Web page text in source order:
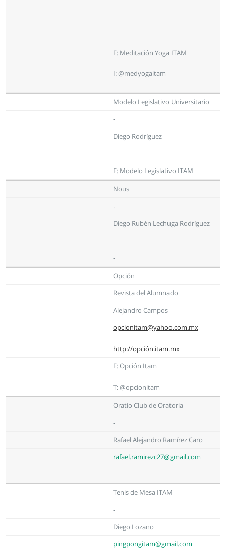
F: Meditación Yoga ITAM
I: @medyogaitam
Modelo Legislativo Universitario
-
Diego Rodríguez
-
F: Modelo Legislativo ITAM
Nous
.
Diego Rubén Lechuga Rodríguez
-
-
Opción
Revista del Alumnado
Alejandro Campos
opcionitam@yahoo.com.mx
http://opción.itam.mx
F: Opción Itam
T: @opcionitam
Oratio Club de Oratoria
-
Rafael Alejandro Ramírez Caro
rafael.ramirezc27@gmail.com
-
Tenis de Mesa ITAM
-
Diego Lozano
pingpongitam@gmail.com